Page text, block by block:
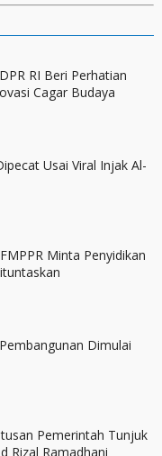
RI Beri Perhatian
Cagar Budaya
Usai Viral Injak Al-
Minta Penyidikan
Dimulai
Pemerintah Tunjuk
Rizal Ramadhani